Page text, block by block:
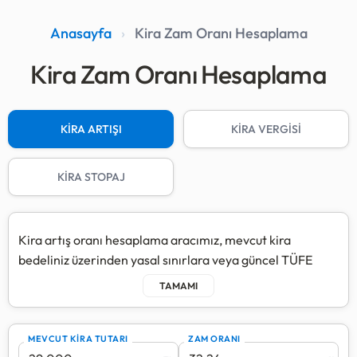
Anasayfa › Kira Zam Oranı Hesaplama
Kira Zam Oranı Hesaplama
KİRA ARTIŞI KİRA VERGİSİ
KİRA STOPAJ
Kira artış oranı hesaplama aracımız, mevcut kira
bedeliniz üzerinden yasal sınırlara veya güncel TÜFE
oranlarına göre yeni kira tutarınızı saniyeler içinde
motorumuz sayesinde hem bir sonraki dönem kiranızı
görebilir hem de5 yıllık kira artış planıile gelecek
MEVCUT KİRA TUTARI
ZAM ORANI